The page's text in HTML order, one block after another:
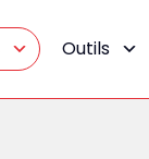
Outils